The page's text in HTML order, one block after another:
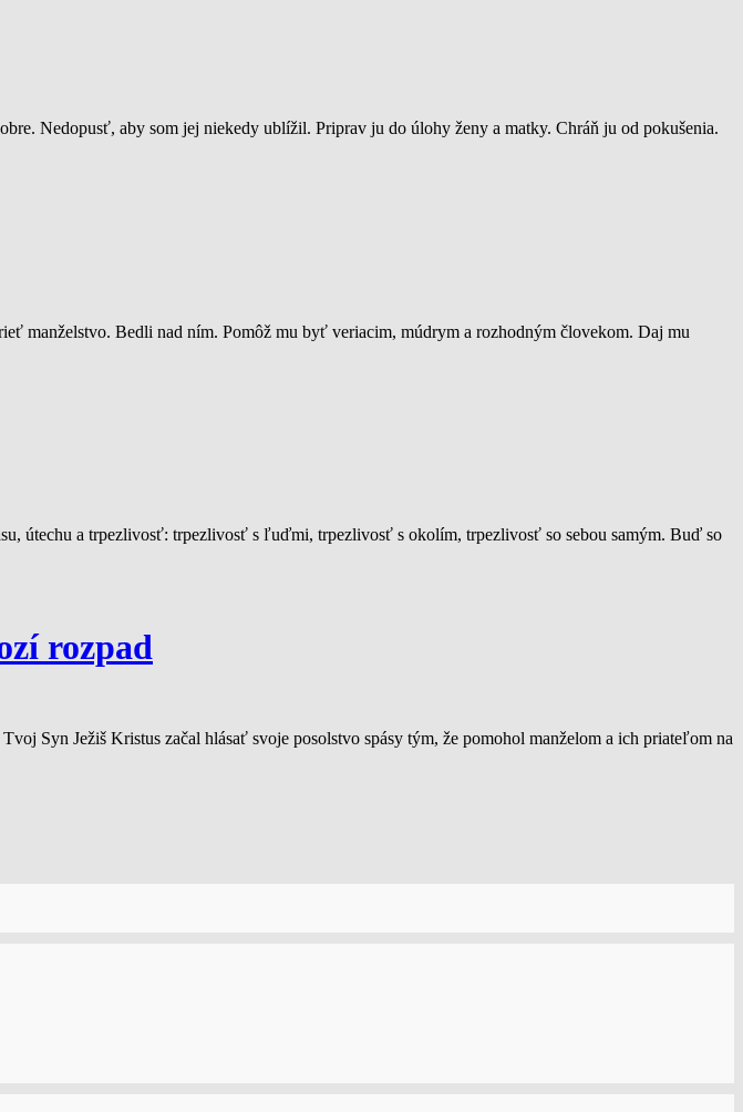
Nedopusť, aby som jej niekedy ublížil. Priprav ju do úlohy ženy a matky. Chráň ju od pokušenia.
manželstvo. Bedli nad ním. Pomôž mu byť veriacim, múdrym a rozhodným človekom. Daj mu
útechu a trpezlivosť: trpezlivosť s ľuďmi, trpezlivosť s okolím, trpezlivosť so sebou samým. Buď so
rozpad
Syn Ježiš Kristus začal hlásať svoje posolstvo spásy tým, že pomohol manželom a ich priateľom na